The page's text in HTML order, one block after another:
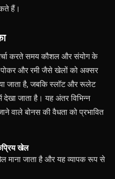
हैं।
करते समय कौशल और संयोग के
और रमी जैसे खेलों को अक्सर
जाता है, जबकि स्लॉट और रूलेट
जाता है। यह अंतर विभिन्न
वाले बोनस की वैधता को प्रभावित
खेल
जाता है और यह व्यापक रूप से